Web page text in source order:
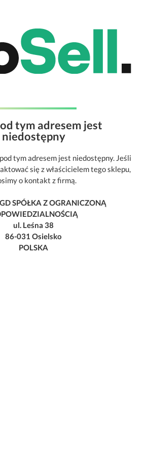
tym adresem jest
niedostępny
tym adresem jest niedostępny. Jeśli
się z właścicielem tego sklepu,
o kontakt z firmą.
SPÓŁKA Z OGRANICZONĄ
ul. Leśna 38
86-031 Osielsko
POLSKA